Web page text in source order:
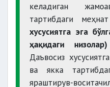
келадиган
тартибдаги
хусусиятга эга
ҳақидаги
Даъвосиз
ва якка
яраштирув-